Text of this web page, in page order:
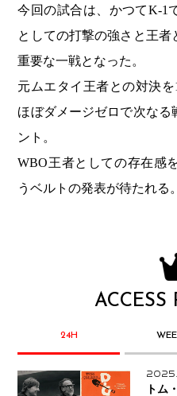
今回の試合は、かつてK-1
としての打撃の強さと王
重要な一戦となった。
元ムエタイ王者との対決を
ほぼダメージゼロで次なる
ント。
WBO王者としての存在感
うベルトの発表が待たれる。
ACCESS
24H
トム